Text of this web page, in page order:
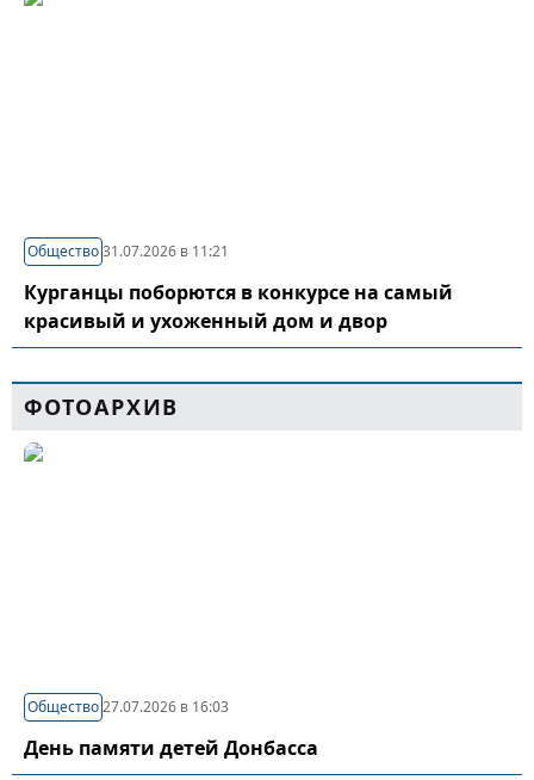
Общество31.07.2026 в 11:21
Курганцы поборются в конкурсе на самый
красивый и ухоженный дом и двор
ФОТОАРХИВ
Общество27.07.2026 в 16:03
День памяти детей Донбасса